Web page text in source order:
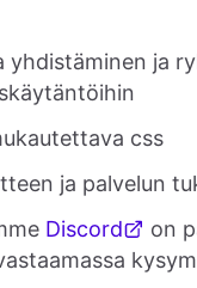
yhdistäminen ja
css
ja palvelun
Discord
on